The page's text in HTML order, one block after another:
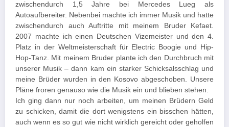
zwischendurch 1,5 Jahre bei Mercedes Lueg als
Autoaufbereiter. Nebenbei machte ich immer Musik und hatte
zwischendurch auch Auftritte mit meinem Bruder Kefaet.
2007 machte ich einen Deutschen Vizemeister und den 4.
Platz in der Weltmeisterschaft für Electric Boogie und Hip-
Hop-Tanz. Mit meinem Bruder plante ich den Durchbruch mit
unserer Musik – dann kam ein starker Schicksalsschlag und
meine Brüder wurden in den Kosovo abgeschoben. Unsere
Pläne froren genauso wie die Musik ein und blieben stehen.
Ich ging dann nur noch arbeiten, um meinen Brüdern Geld
zu schicken, damit die dort wenigstens ein bisschen hätten,
auch wenn es so gut wie nicht wirklich gereicht oder geholfen